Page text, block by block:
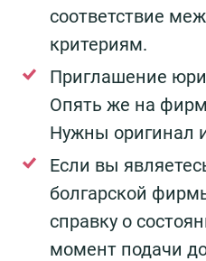
соответствие
критериям.
Приглашение
Опять же на
Нужны оригинал
Если вы
болгарской
справку о
момент подачи